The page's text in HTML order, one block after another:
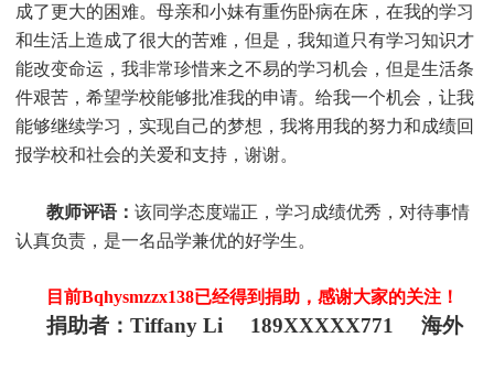
成了更大的困难。母亲和小妹有重伤卧病在床，在我的学习
和生活上造成了很大的苦难，但是，我知道只有学习知识才
能改变命运，我非常珍惜来之不易的学习机会，但是生活条
件艰苦，希望学校能够批准我的申请。给我一个机会，让我
能够继续学习，实现自己的梦想，我将用我的努力和成绩回
报学校和社会的关爱和支持，谢谢。
教师评语： 该同学态度端正，学习成绩优秀，对待事情
认真负责，是一名品学兼优的好学生。
目前Bqhysmzzx138已经得到捐助，感谢大家的关注！
捐助者：Tiffany Li 189XXXXX771 海外